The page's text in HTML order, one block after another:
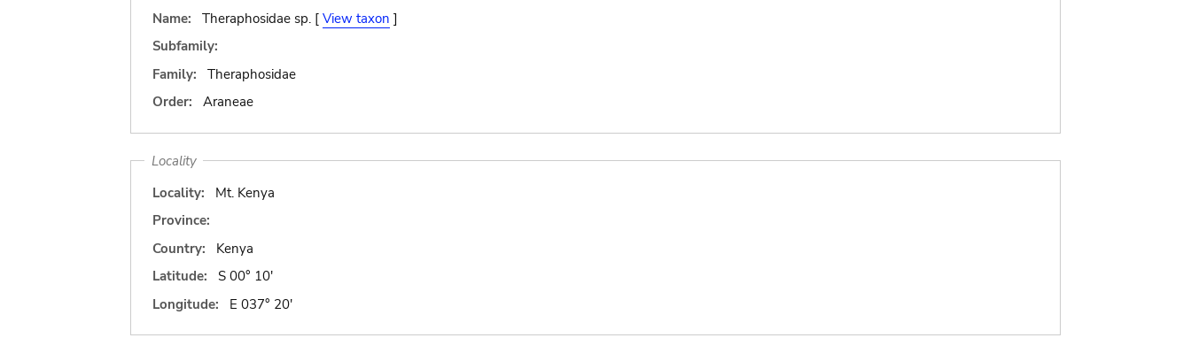
Name:
Theraphosidae sp. [ View taxon ]
Subfamily:
Family:
Theraphosidae
Order:
Araneae
Locality
Locality:
Mt. Kenya
Province:
Country:
Kenya
Latitude:
S 00° 10'
Longitude:
E 037° 20'